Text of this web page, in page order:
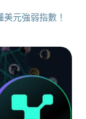
元強弱指數！